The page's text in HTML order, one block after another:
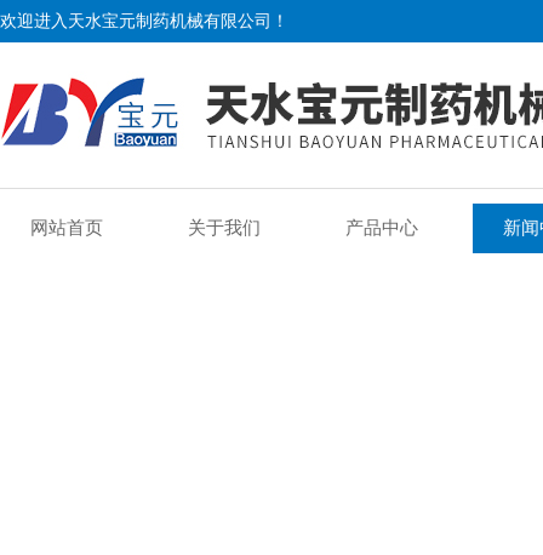
欢迎进入天水宝元制药机械有限公司！
网站首页 关于我们 产品中心 新